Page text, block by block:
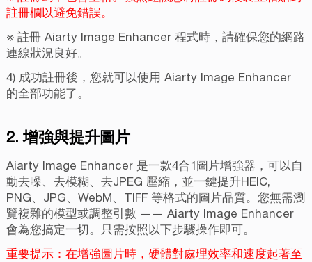
註冊欄以避免錯誤。
※ 註冊 Aiarty Image Enhancer 程式時，請確保您的網路
連線狀況良好。
4) 成功註冊後，您就可以使用 Aiarty Image Enhancer
的全部功能了。
2. 增強與提升圖片
Aiarty Image Enhancer 是一款4合1圖片增強器，可以自
動去噪、去模糊、去JPEG 壓縮，並一鍵提升HEIC,
PNG、JPG、WebM、TIFF 等格式的圖片品質。您無需瀏
覽複雜的模型或調整引數 —— Aiarty Image Enhancer
會為您搞定一切。只需按照以下步驟操作即可。
重要提示：在增強圖片時，硬體對處理效率和速度起著至